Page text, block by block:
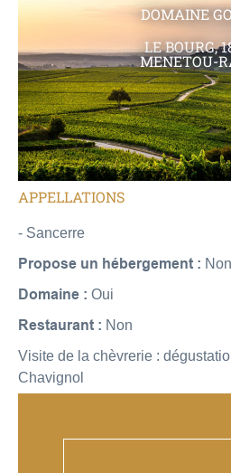
DOMAINE
LE BOURG,
MENETOU-
APPELLATIONS
- Sancerre
Propose un hébergement : Non
Domaine : Oui
Restaurant : Non
Visite de la chèvrerie :
Chavignol